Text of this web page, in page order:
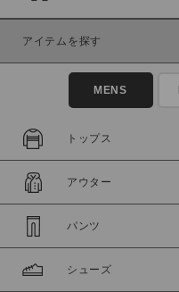
商品タイプ
通常商品
セール価格
在庫
在庫あり
アイテムを探す
MENS
トップス
アウター
パンツ
シューズ